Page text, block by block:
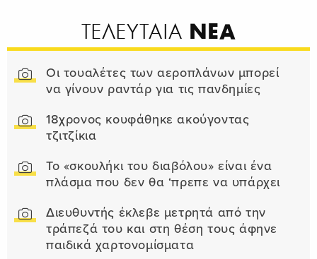
ΤΕΛΕΥΤΑΙΑ ΝΕΑ
Οι τουαλέτες των αεροπλάνων μπορεί
να γίνουν ραντάρ για τις πανδημίες
18χρονος κουφάθηκε ακούγοντας
τζιτζίκια
Το «σκουλήκι του διαβόλου» είναι ένα
πλάσμα που δεν θα ‘πρεπε να υπάρχει
Διευθυντής έκλεβε μετρητά από την
τράπεζά του και στη θέση τους άφηνε
παιδικά χαρτονομίσματα